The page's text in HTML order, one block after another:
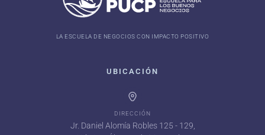
LA ESCUELA DE NEGOCIOS CON IMPACTO POSITIVO
UBICACIÓN
DIRECCIÓN
Jr. Daniel Alomía Robles 125 - 129,